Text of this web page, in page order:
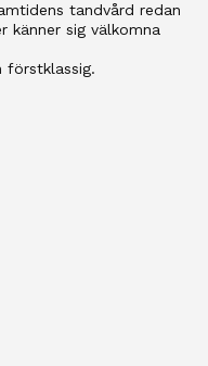
tandvård redan
känner sig välkomna
förstklassig.